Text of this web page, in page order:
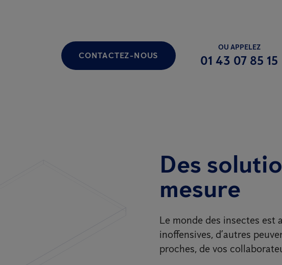
CONTACTEZ-NOUS
OU APPELEZ
01 43 07 85 15
Des
mesure
Le monde des insectes est
inoffensives, d’autres
proches, de vos